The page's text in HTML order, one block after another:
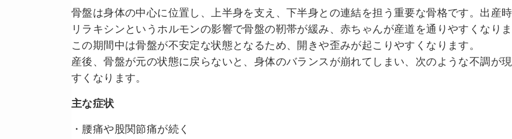
骨盤は身体の中心に位置し、上半身を支え、下半身との連結を担う重要な骨格です。出産
リラキシンというホルモンの影響で骨盤の靭帯が緩み、赤ちゃんが産道を通りやすくなりま
この期間中は骨盤が不安定な状態となるため、開きや歪みが起こりやすくなります。
産後、骨盤が元の状態に戻らないと、身体のバランスが崩れてしまい、次のような不調が
すくなります。
主な症状
・腰痛や股関節痛が続く